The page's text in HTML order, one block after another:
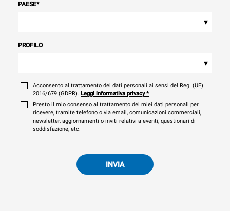
PAESE*
▾
PROFILO
▾
Acconsento al trattamento dei dati personali ai sensi del Reg. (UE)
2016/679 (GDPR). Leggi informativa privacy*
Presto il mio consenso al trattamento dei miei dati personali per
ricevere, tramite telefono o via email, comunicazioni commerciali,
newsletter, aggiornamenti o inviti relativi a eventi, questionari di
soddisfazione, etc.
INVIA